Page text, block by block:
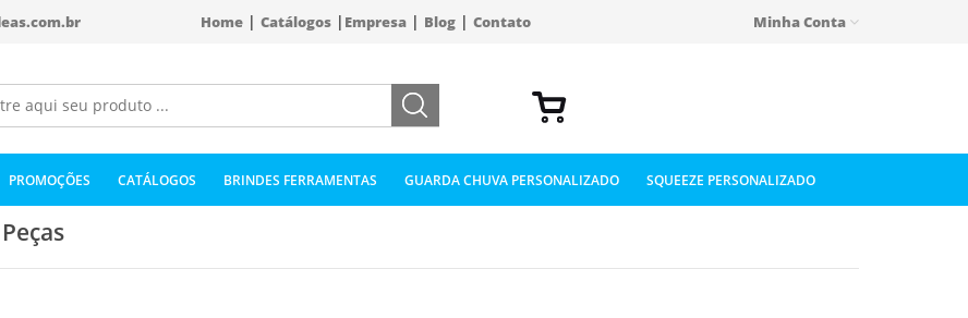
Home| Catálogos| Empresa| Blog| Contato Minha Conta
PROMOÇÕES CATÁLOGOS BRINDES FERRAMENTAS GUARDA CHUVA PERSONALIZADO SQUEEZE PERSONALIZADO